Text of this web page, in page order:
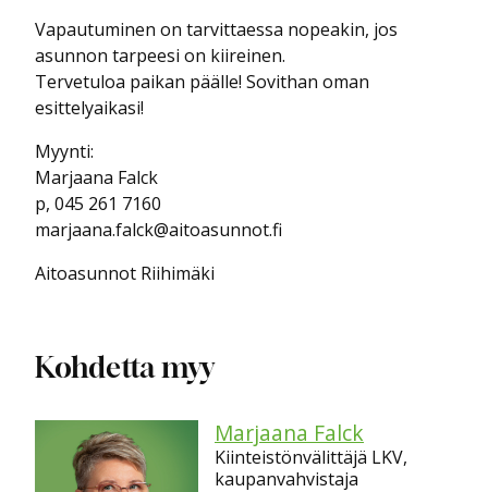
Vapautuminen on tarvittaessa nopeakin, jos
asunnon tarpeesi on kiireinen.
Tervetuloa paikan päälle! Sovithan oman
esittelyaikasi!
Myynti:
Marjaana Falck
p, 045 261 7160
marjaana.falck@aitoasunnot.fi
Aitoasunnot Riihimäki
Kohdetta myy
Marjaana Falck
Kiinteistönvälittäjä LKV,
kaupanvahvistaja